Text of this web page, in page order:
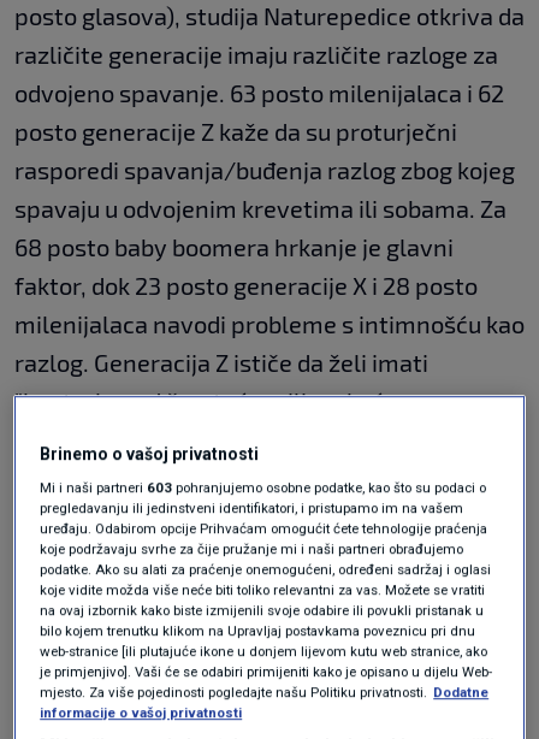
posto glasova), studija Naturepedice otkriva da
različite generacije imaju različite razloge za
odvojeno spavanje. 63 posto milenijalaca i 62
posto generacije Z kaže da su proturječni
rasporedi spavanja/buđenja razlog zbog kojeg
spavaju u odvojenim krevetima ili sobama. Za
68 posto baby boomera hrkanje je glavni
faktor, dok 23 posto generacije X i 28 posto
milenijalaca navodi probleme s intimnošću kao
razlog. Generacija Z ističe da želi imati
"kontrolu nad čvrstoćom ili mekoćom svog
madraca", prenosi
Index
Profesorica sa Sveučilišta LancasterHilary
Hindskaže da su parovi krajem 19. stoljeća
počeli spavati u odvojenim krevetima, što je
bila zdravstvena mjera opreza. U svojoj knjizi A
Cultural History of Twin Beds Hinds navodi da
su liječnici tada upozoravali na "strašne
Brinemo o vašoj privatnosti
Mi i naši partneri 603 pohranjujemo osobne podatke, kao što su podaci o
pregledavanju ili jedinstveni identifikatori, i pristupamo im na vašem
uređaju. Odabirom opcije Prihvaćam omogućit ćete tehnologije praćenja
koje podržavaju svrhe za čije pružanje mi i naši partneri obrađujemo
podatke. Ako su alati za praćenje onemogućeni, određeni sadržaj i oglasi
koje vidite možda više neće biti toliko relevantni za vas. Možete se vratiti
na ovaj izbornik kako biste izmijenili svoje odabire ili povukli pristanak u
bilo kojem trenutku klikom na Upravljaj postavkama poveznicu pri dnu
web-stranice [ili plutajuće ikone u donjem lijevom kutu web stranice, ako
je primjenjivo]. Vaši će se odabiri primijeniti kako je opisano u dijelu Web-
mjesto. Za više pojedinosti pogledajte našu Politiku privatnosti. Dodatne
informacije o vašoj privatnosti